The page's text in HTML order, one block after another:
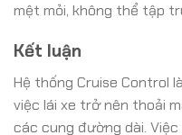
mệt mỏi, không thể tập
Kết luận
Hệ thống Cruise Control
việc lái xe trở nên thoải
các cung đường dài.